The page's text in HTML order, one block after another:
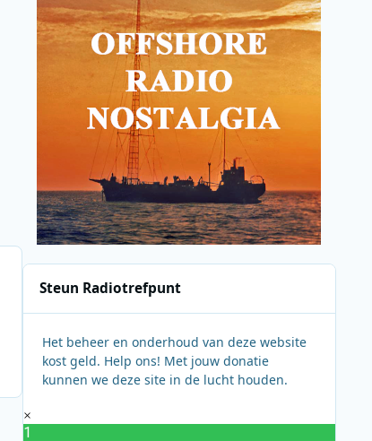
Steun Radiotrefpunt
Het beheer en onderhoud van deze website
kost geld. Help ons! Met jouw donatie
kunnen we deze site in de lucht houden.